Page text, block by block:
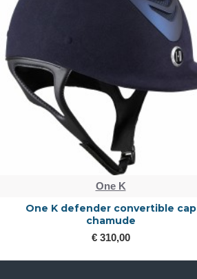
One K
One K defender convertible cap
chamude
€ 310,00